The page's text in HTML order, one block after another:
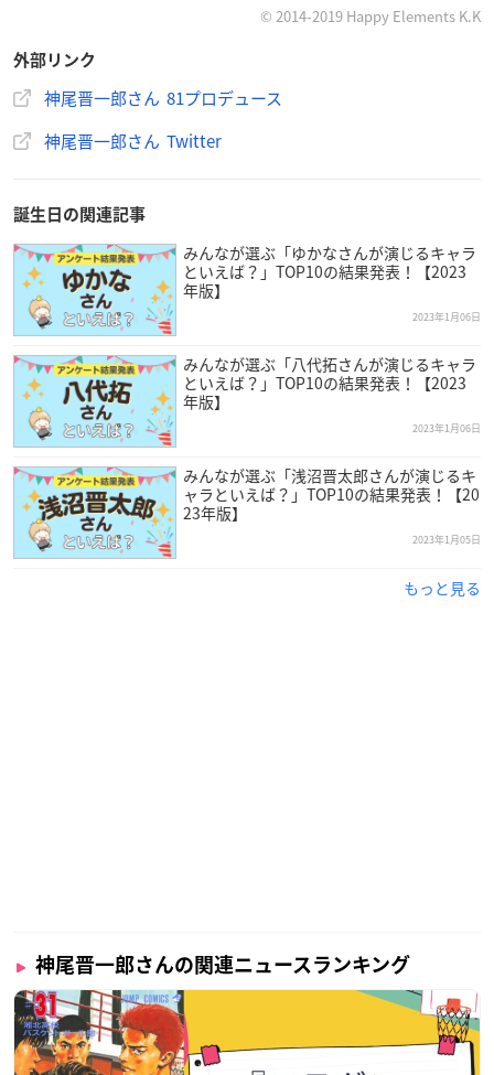
© 2014-2019 Happy Elements K.K
外部リンク
神尾晋一郎さん 81プロデュース
神尾晋一郎さん Twitter
誕生日の関連記事
みんなが選ぶ「ゆかなさんが演じるキャラ
といえば？」TOP10の結果発表！【2023
年版】
2023年1月06日
みんなが選ぶ「八代拓さんが演じるキャラ
といえば？」TOP10の結果発表！【2023
年版】
2023年1月06日
みんなが選ぶ「浅沼晋太郎さんが演じるキ
ャラといえば？」TOP10の結果発表！【20
23年版】
2023年1月05日
もっと見る
神尾晋一郎さんの関連ニュースランキング